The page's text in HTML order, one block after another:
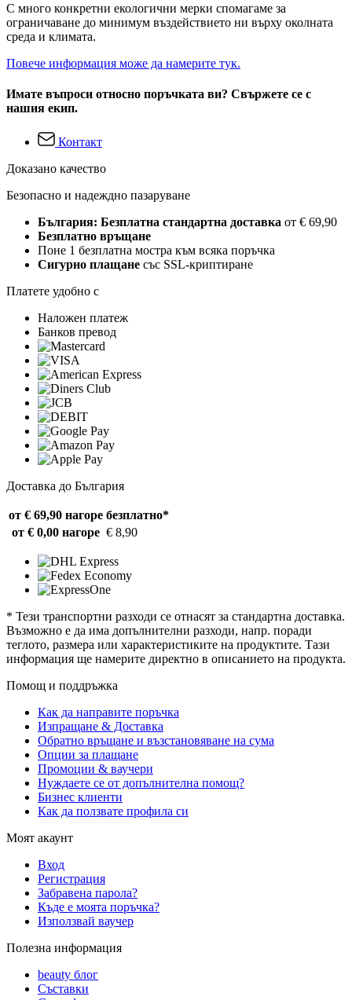
С много конкретни екологични мерки спомагаме за
ограничаване до минимум въздействието ни върху околната
среда и климата.
Повече информация може да намерите тук.
Имате въпроси относно поръчката ви? Свържете се с
нашия екип.
Контакт
Доказано качество
Безопасно и надеждно пазаруване
България: Безплатна стандартна доставка от € 69,90
Безплатно връщане
Поне 1 безплатна мостра към всяка поръчка
Сигурно плащане със SSL-криптиране
Платете удобно с
Наложен платеж
Банков превод
Доставка до България
от € 69,90 нагоре безплатно*
от € 0,00 нагоре € 8,90
* Тези транспортни разходи се отнасят за стандартна доставка.
Възможно е да има допълнителни разходи, напр. поради
теглото, размера или характеристиките на продуктите. Тази
информация ще намерите директно в описанието на продукта.
Помощ и поддръжка
Как да направите поръчка
Изпращане & Доставка
Обратно връщане и възстановяване на сума
Опции за плащане
Промоции & ваучери
Нуждаете се от допълнителна помощ?
Бизнес клиенти
Как да ползвате профила си
Моят акаунт
Вход
Регистрация
Забравена парола?
Къде е моята поръчка?
Използвай ваучер
Полезна информация
beauty блог
Съставки